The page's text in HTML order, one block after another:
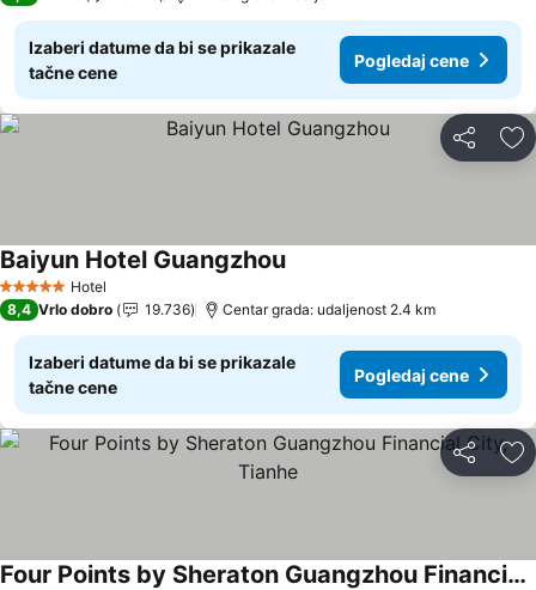
Izaberi datume da bi se prikazale
tačne cene
Pogledaj cene
Deli
5 ZvezdiceHotel
Baiyun Hotel GuangzhouPogledaj cene
8,4 Vrlo dobro 19.736 Centar grada: udaljenost 2.4 km
Izaberi datume da bi se prikazale
tačne cene
Pogledaj cene
Deli
Four Points by Sheraton Guangzhou Financial City, Tianhe